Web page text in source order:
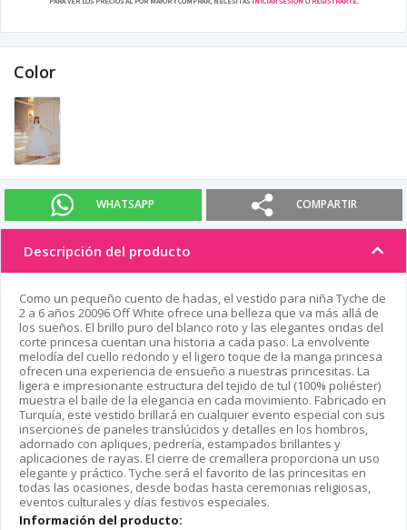
Color
WHATSAPP COMPARTIR
Descripción del producto
Como un pequeño cuento de hadas, el vestido para niña Tyche de
2 a 6 años 20096 Off White ofrece una belleza que va más allá de
los sueños. El brillo puro del blanco roto y las elegantes ondas del
corte princesa cuentan una historia a cada paso. La envolvente
melodía del cuello redondo y el ligero toque de la manga princesa
ofrecen una experiencia de ensueño a nuestras princesitas. La
ligera e impresionante estructura del tejido de tul (100% poliéster)
muestra el baile de la elegancia en cada movimiento. Fabricado en
Turquía, este vestido brillará en cualquier evento especial con sus
inserciones de paneles translúcidos y detalles en los hombros,
adornado con apliques, pedrería, estampados brillantes y
aplicaciones de rayas. El cierre de cremallera proporciona un uso
elegante y práctico. Tyche será el favorito de las princesitas en
todas las ocasiones, desde bodas hasta ceremonias religiosas,
eventos culturales y días festivos especiales.
Información del producto: